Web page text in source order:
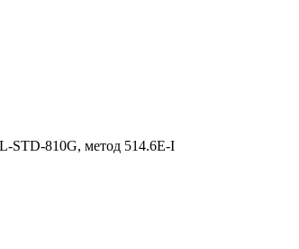
STD-810G, метод 514.6E-I